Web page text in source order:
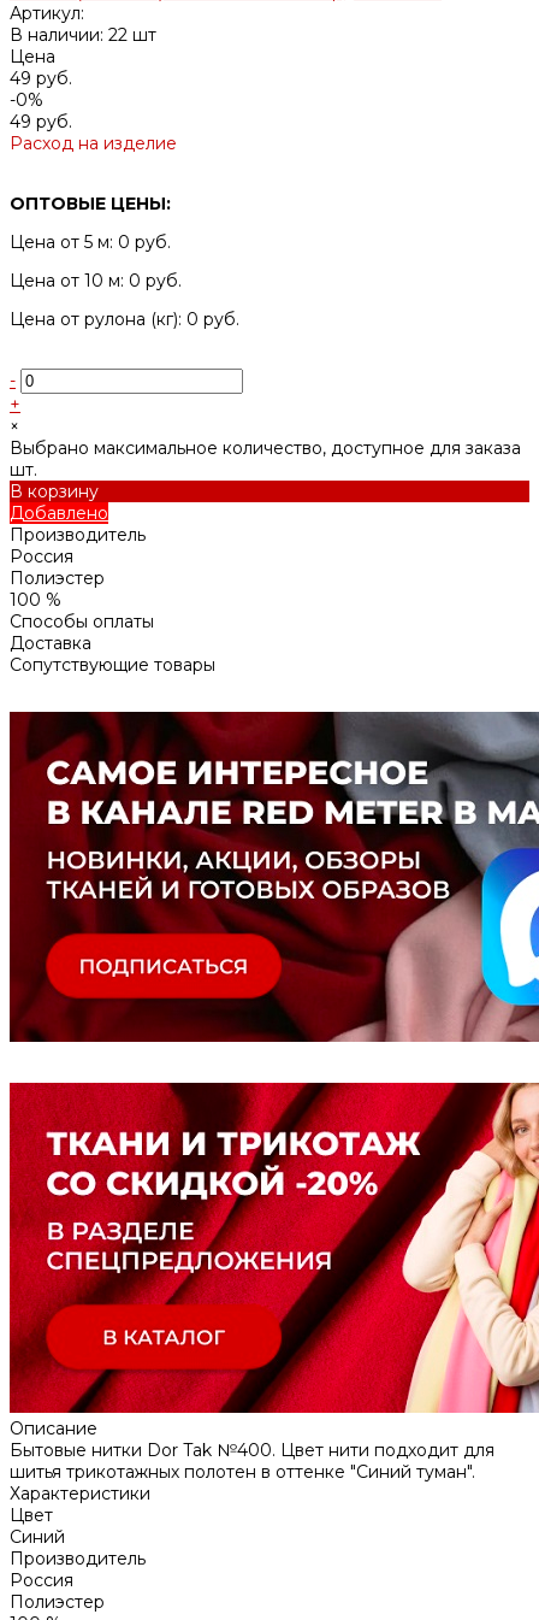
Артикул:
В наличии: 22 шт
Цена
49 руб.
-0%
49 руб.
Расход на изделие
ОПТОВЫЕ ЦЕНЫ:
Цена от 5 м: 0 руб.
Цена от 10 м: 0 руб.
Цена от рулона (кг): 0 руб.
-
+
×
Выбрано максимальное количество, доступное для заказа
шт.
В корзину
Добавлено
Производитель
Россия
Полиэстер
100 %
Способы оплаты
Доставка
Сопутствующие товары
Описание
Бытовые нитки Dor Tak №400. Цвет нити подходит для
шитья трикотажных полотен в оттенке "Синий туман".
Характеристики
Цвет
Синий
Производитель
Россия
Полиэстер